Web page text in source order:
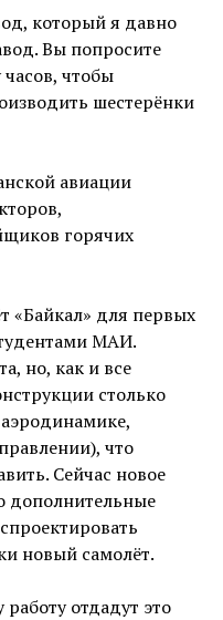
который я давно
Вы попросите
чтобы
шестерёнки
авиации
горячих
«Байкал» для первых
МАИ.
но, как и все
столько
что
Сейчас новое
дополнительные
новый самолёт.
отдадут это